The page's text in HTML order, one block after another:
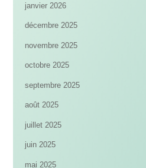
janvier 2026
décembre 2025
novembre 2025
octobre 2025
septembre 2025
août 2025
juillet 2025
juin 2025
mai 2025